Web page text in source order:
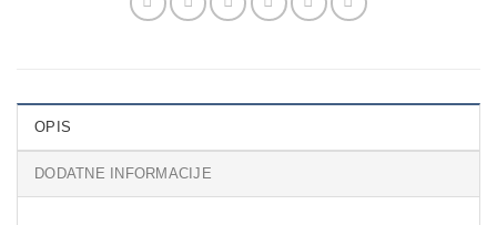
OPIS
DODATNE INFORMACIJE